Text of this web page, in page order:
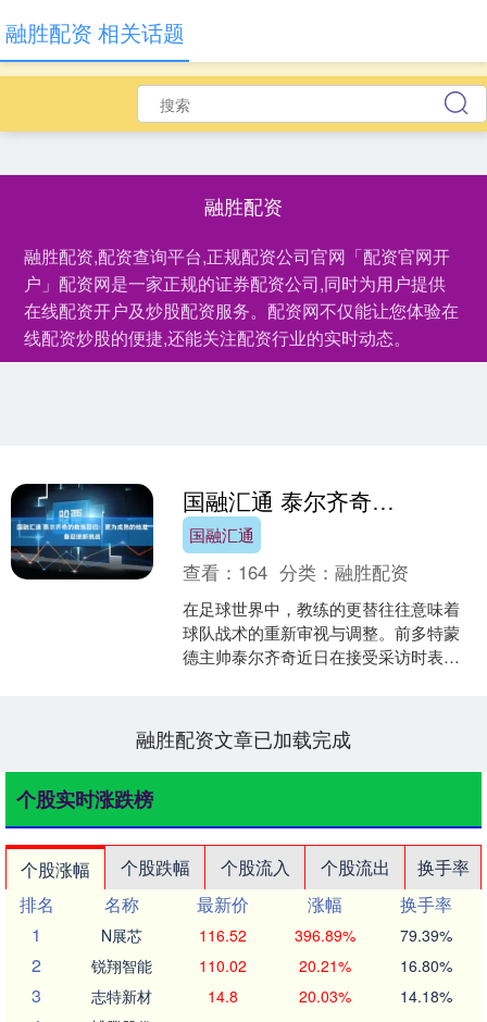
融胜配资
融胜配资,配资查询平台,正规配资公司官网「配资官网开
户」配资网是一家正规的证券配资公司,同时为用户提供
在线配资开户及炒股配资服务。配资网不仅能让您体验在
线配资炒股的便捷,还能关注配资行业的实时动态。
融胜配资 相关话题
国融汇通 泰尔齐奇的教练回归：更为成熟的他准备迎接新挑战
国融汇通
查看： 164 分类：融胜配资
在足球世界中，教练的更替往往意味着
球队战术的重新审视与调整。前多特蒙
德主帅泰尔齐奇近日在接受采访时表
融胜配资文章已加载完成
个股实时涨跌榜
个股涨幅 个股跌幅 个股流入 个股流出
换手率
排名
名称 最新价 涨幅
换手率
1
N展芯 116.52 396.89% 79.39%
2 锐翔智能 110.02 20.21% 16.80%
3 志特新材 14.8 20.03% 14.18%